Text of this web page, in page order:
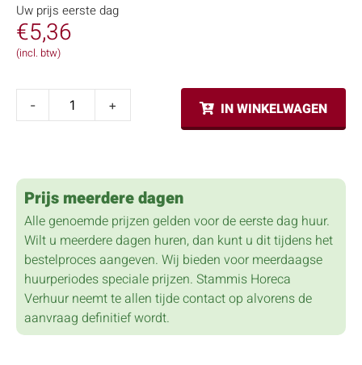
Uw prijs eerste dag
€5,36
(incl. btw)
- + IN WINKELWAGEN
Prijs meerdere dagen
Alle genoemde prijzen gelden voor de eerste dag huur.
Wilt u meerdere dagen huren, dan kunt u dit tijdens het
bestelproces aangeven. Wij bieden voor meerdaagse
huurperiodes speciale prijzen. Stammis Horeca
Verhuur neemt te allen tijde contact op alvorens de
aanvraag definitief wordt.